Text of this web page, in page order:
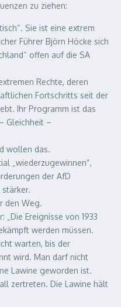
zu ziehen:
Sie ist eine extrem
Führer Björn Höcke sich
offen auf die SA
Rechte, deren
Fortschritts seit der
Ihr Programm ist das
Gleichheit –
wollen das.
„wiederzugewinnen“,
der AfD
den Weg.
„Die Ereignisse von 1933
werden müssen.
warten, bis der
wird. Man darf nicht
Lawine geworden ist.
zertreten. Die Lawine hält